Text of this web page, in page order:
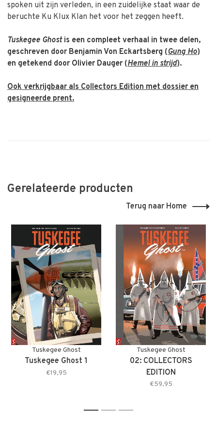
spoken uit zijn verleden, in een zuidelijke staat waar de
beruchte Ku Klux Klan het voor het zeggen heeft.
Tuskegee Ghostis een compleet verhaal in twee delen,
geschreven door Benjamin Von Eckartsberg (Gung Ho)
en getekend door Olivier Dauger (Hemel in strijd).
Ook verkrijgbaar als Collectors Edition met dossier en
gesigneerde prent.
Gerelateerde producten
Terug naar Home
Tuskegee Ghost
Tuskegee Ghost 1
€19,95
Tuskegee Ghost
02: COLLECTORS
EDITION
€59,95
1 2 3